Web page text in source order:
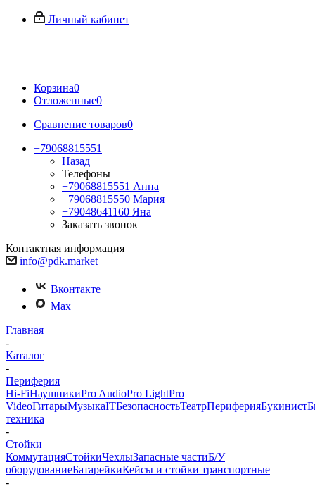
Личный кабинет
Корзина0
Отложенные0
Сравнение товаров0
+79068815551
Назад
Телефоны
+79068815551 Анна
+79068815550 Мария
+79048641160 Яна
Заказать звонок
Контактная информация
info@pdk.market
Вконтакте
Max
Главная
-
Каталог
-
Периферия
Hi-FiНаушникиPro AudioPro LightPro
VideoГитарыМузыкаITБезопасностьТеатрПериферияБукинист
техника
-
Стойки
КоммутацияСтойкиЧехлыЗапасные частиБ/У
оборудованиеБатарейкиКейсы и стойки транспортные
-